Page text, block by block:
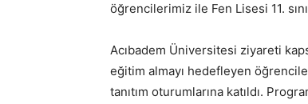
öğrencilerimiz ile Fen Lisesi 11.
Acıbadem Üniversitesi ziyareti
eğitim almayı hedefleyen
tanıtım oturumlarına katıldı.